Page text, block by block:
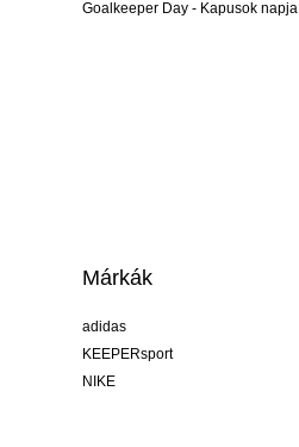
Goalkeeper Day - Kapusok napja
Márkák
adidas
KEEPERsport
NIKE